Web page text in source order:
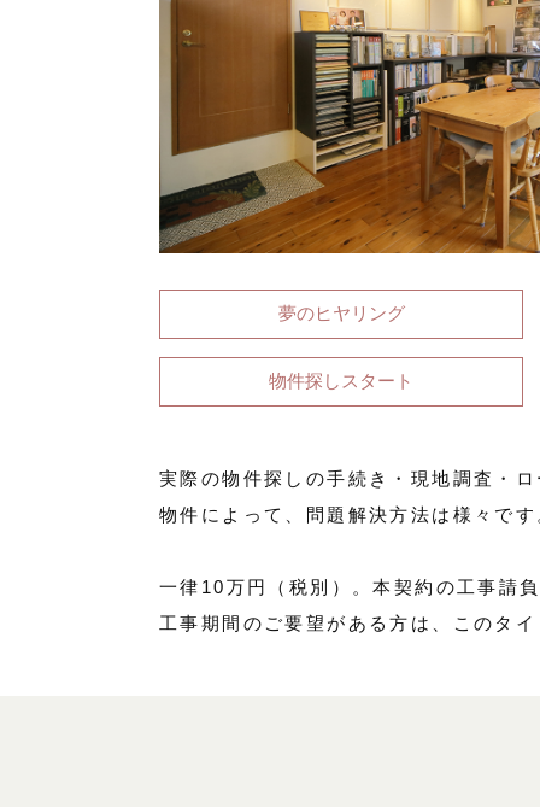
夢のヒヤリング
物件探しスタート
実際の物件探しの手続き・現地調査・
物件によって、問題解決方法は様々で
一律10万円（税別）。本契約の工事請
工事期間のご要望がある方は、このタ